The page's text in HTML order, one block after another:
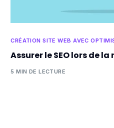
CRÉATION SITE WEB AVEC
Assurer le SEO lors de
5 MIN DE LECTURE